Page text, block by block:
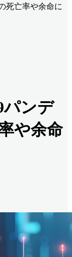
死亡率や余命に
パンデ
や余命